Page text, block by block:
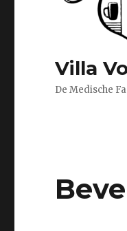
Villa
De Medische